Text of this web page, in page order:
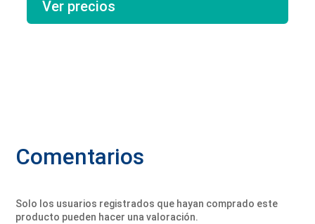
Ver precios
Comentarios
Solo los usuarios registrados que hayan comprado este
producto pueden hacer una valoración.